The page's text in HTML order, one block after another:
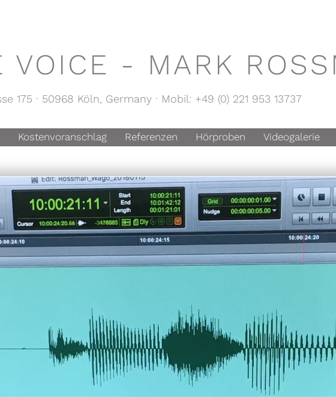
VOICE - MARK
175 · 50968 Köln, Germany · Mobil: +49 (0) 221 953 13737
Kostenvoranschlag Referenzen Hörproben Videogalerie